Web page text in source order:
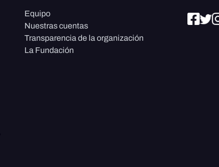
Equipo
Nuestras cuentas
Transparencia de la organización
La Fundación